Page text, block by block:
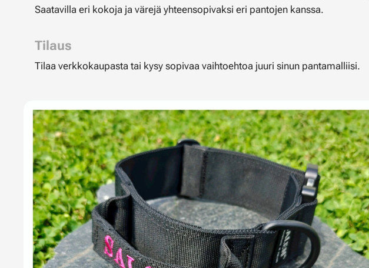
Saatavilla eri kokoja ja värejä yhteensopivaksi eri pantojen kanssa.
Tilaus
Tilaa verkkokaupasta tai kysy sopivaa vaihtoehtoa juuri sinun pantamalliisi.